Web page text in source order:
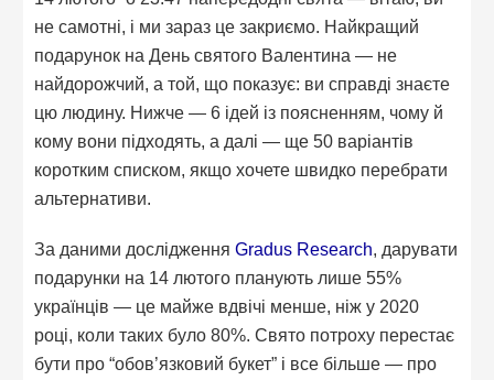
не самотні, і ми зараз це закриємо. Найкращий
подарунок на День святого Валентина — не
найдорожчий, а той, що показує: ви справді знаєте
цю людину. Нижче — 6 ідей із поясненням, чому й
кому вони підходять, а далі — ще 50 варіантів
коротким списком, якщо хочете швидко перебрати
альтернативи.
За даними дослідженняGradus Research, дарувати
подарунки на 14 лютого планують лише 55%
українців — це майже вдвічі менше, ніж у 2020
році, коли таких було 80%. Свято потроху перестає
бути про “обов’язковий букет” і все більше — про